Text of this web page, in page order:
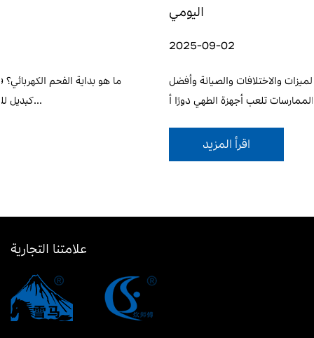
الكهربائية والتعريفية: الميزات والاختلافات والصيانة وأفضل
الممارسات تلعب أجهزة الطهي دورًا أ...
علامتنا التجارية